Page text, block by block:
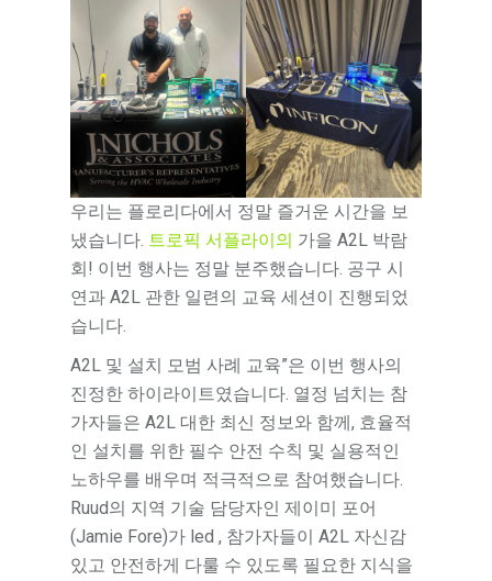
우리는 플로리다에서 정말 즐거운 시간을 보
냈습니다. 트로픽 서플라이의 가을 A2L 박람
회! 이번 행사는 정말 분주했습니다. 공구 시
연과 A2L 관한 일련의 교육 세션이 진행되었
습니다.
A2L 및 설치 모범 사례 교육”은 이번 행사의
진정한 하이라이트였습니다. 열정 넘치는 참
가자들은 A2L 대한 최신 정보와 함께, 효율적
인 설치를 위한 필수 안전 수칙 및 실용적인
노하우를 배우며 적극적으로 참여했습니다.
Ruud의 지역 기술 담당자인 제이미 포어
(Jamie Fore)가 led , 참가자들이 A2L 자신감
있고 안전하게 다룰 수 있도록 필요한 지식을